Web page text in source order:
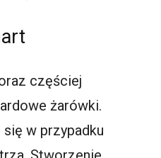
częściej
żarówki.
w przypadku